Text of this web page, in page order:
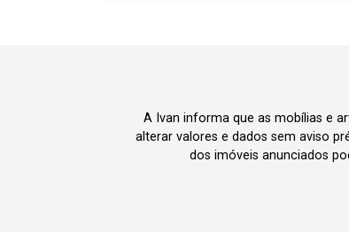
A Ivan informa que as mobílias e
alterar valores e dados sem aviso
dos imóveis anunciados